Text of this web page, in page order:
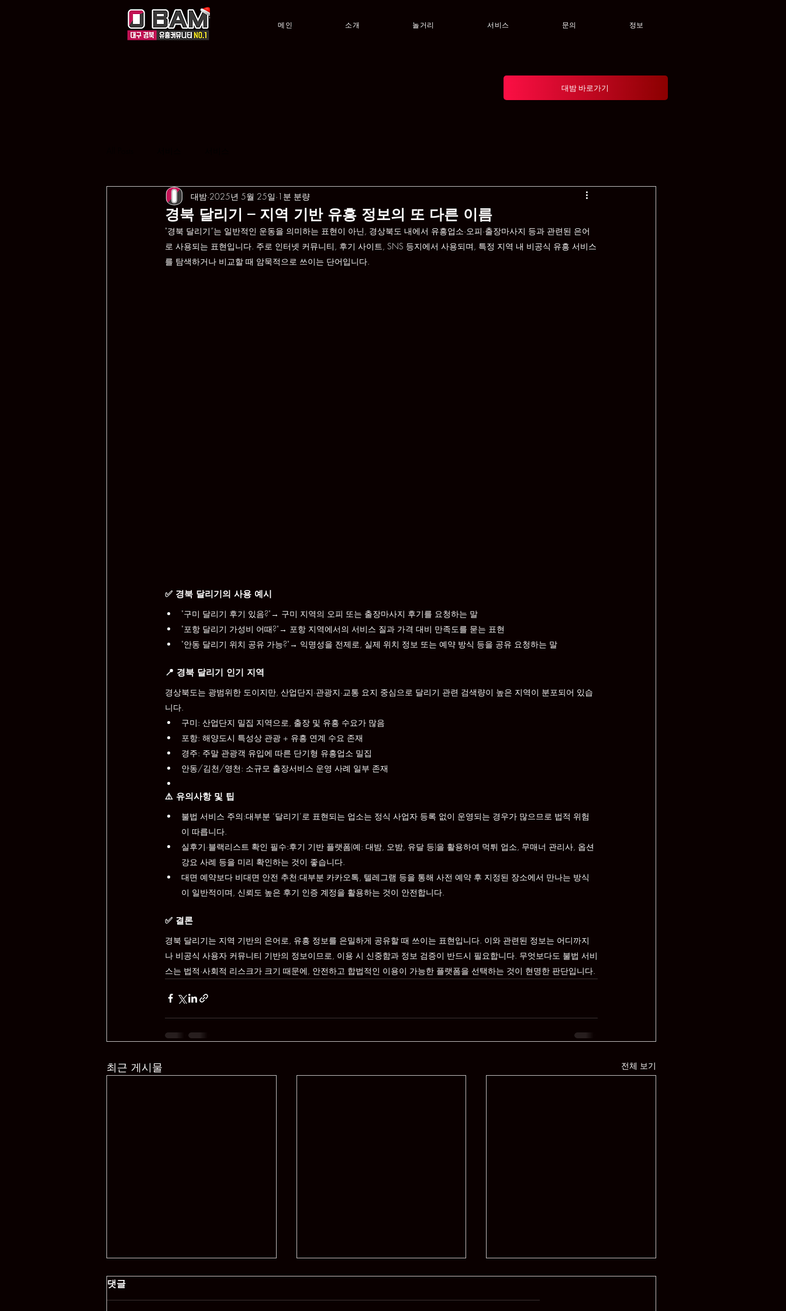
메인 소개 놀거리 서비스 문의 정보
대밤 바로가기
경북 달리기 – 지역 기반 유흥 정보의 또 다른 이름
대밤 2025년 5월 25일 1분 분량
"경북 달리기”는 일반적인 운동을 의미하는 표현이 아닌, 경상북도 내에서 유흥업소·오피·출장마사지 등과 관련된 은어
로 사용되는 표현입니다. 주로 인터넷 커뮤니티, 후기 사이트, SNS 등지에서 사용되며, 특정 지역 내 비공식 유흥 서비스
를 탐색하거나 비교할 때 암묵적으로 쓰이는 단어입니다.
✅ 경북 달리기의 사용 예시
"구미 달리기 후기 있음?"→ 구미 지역의 오피 또는 출장마사지 후기를 요청하는 말
"포항 달리기 가성비 어때?"→ 포항 지역에서의 서비스 질과 가격 대비 만족도를 묻는 표현
"안동 달리기 위치 공유 가능?"→ 익명성을 전제로, 실제 위치 정보 또는 예약 방식 등을 공유 요청하는 말
📍 경북 달리기 인기 지역
경상북도는 광범위한 도이지만, 산업단지·관광지·교통 요지 중심으로 달리기 관련 검색량이 높은 지역이 분포되어 있습
니다.
구미: 산업단지 밀집 지역으로, 출장 및 유흥 수요가 많음
포항: 해양도시 특성상 관광 + 유흥 연계 수요 존재
경주: 주말 관광객 유입에 따른 단기형 유흥업소 밀집
안동/김천/영천: 소규모 출장서비스 운영 사례 일부 존재
⚠️ 유의사항 및 팁
불법 서비스 주의:대부분 ‘달리기’로 표현되는 업소는 정식 사업자 등록 없이 운영되는 경우가 많으므로 법적 위험
이 따릅니다.
실후기·블랙리스트 확인 필수:후기 기반 플랫폼(예: 대밤, 오밤, 유달 등)을 활용하여 먹튀 업소, 무매너 관리사, 옵션
강요 사례 등을 미리 확인하는 것이 좋습니다.
대면 예약보다 비대면 안전 추천:대부분 카카오톡, 텔레그램 등을 통해 사전 예약 후 지정된 장소에서 만나는 방식
이 일반적이며, 신뢰도 높은 후기 인증 계정을 활용하는 것이 안전합니다.
✅ 결론
경북 달리기는 지역 기반의 은어로, 유흥 정보를 은밀하게 공유할 때 쓰이는 표현입니다. 이와 관련된 정보는 어디까지
나 비공식 사용자 커뮤니티 기반의 정보이므로, 이용 시 신중함과 정보 검증이 반드시 필요합니다. 무엇보다도 불법 서비
스는 법적·사회적 리스크가 크기 때문에, 안전하고 합법적인 이용이 가능한 플랫폼을 선택하는 것이 현명한 판단입니다.
최근 게시물 전체 보기
댓글